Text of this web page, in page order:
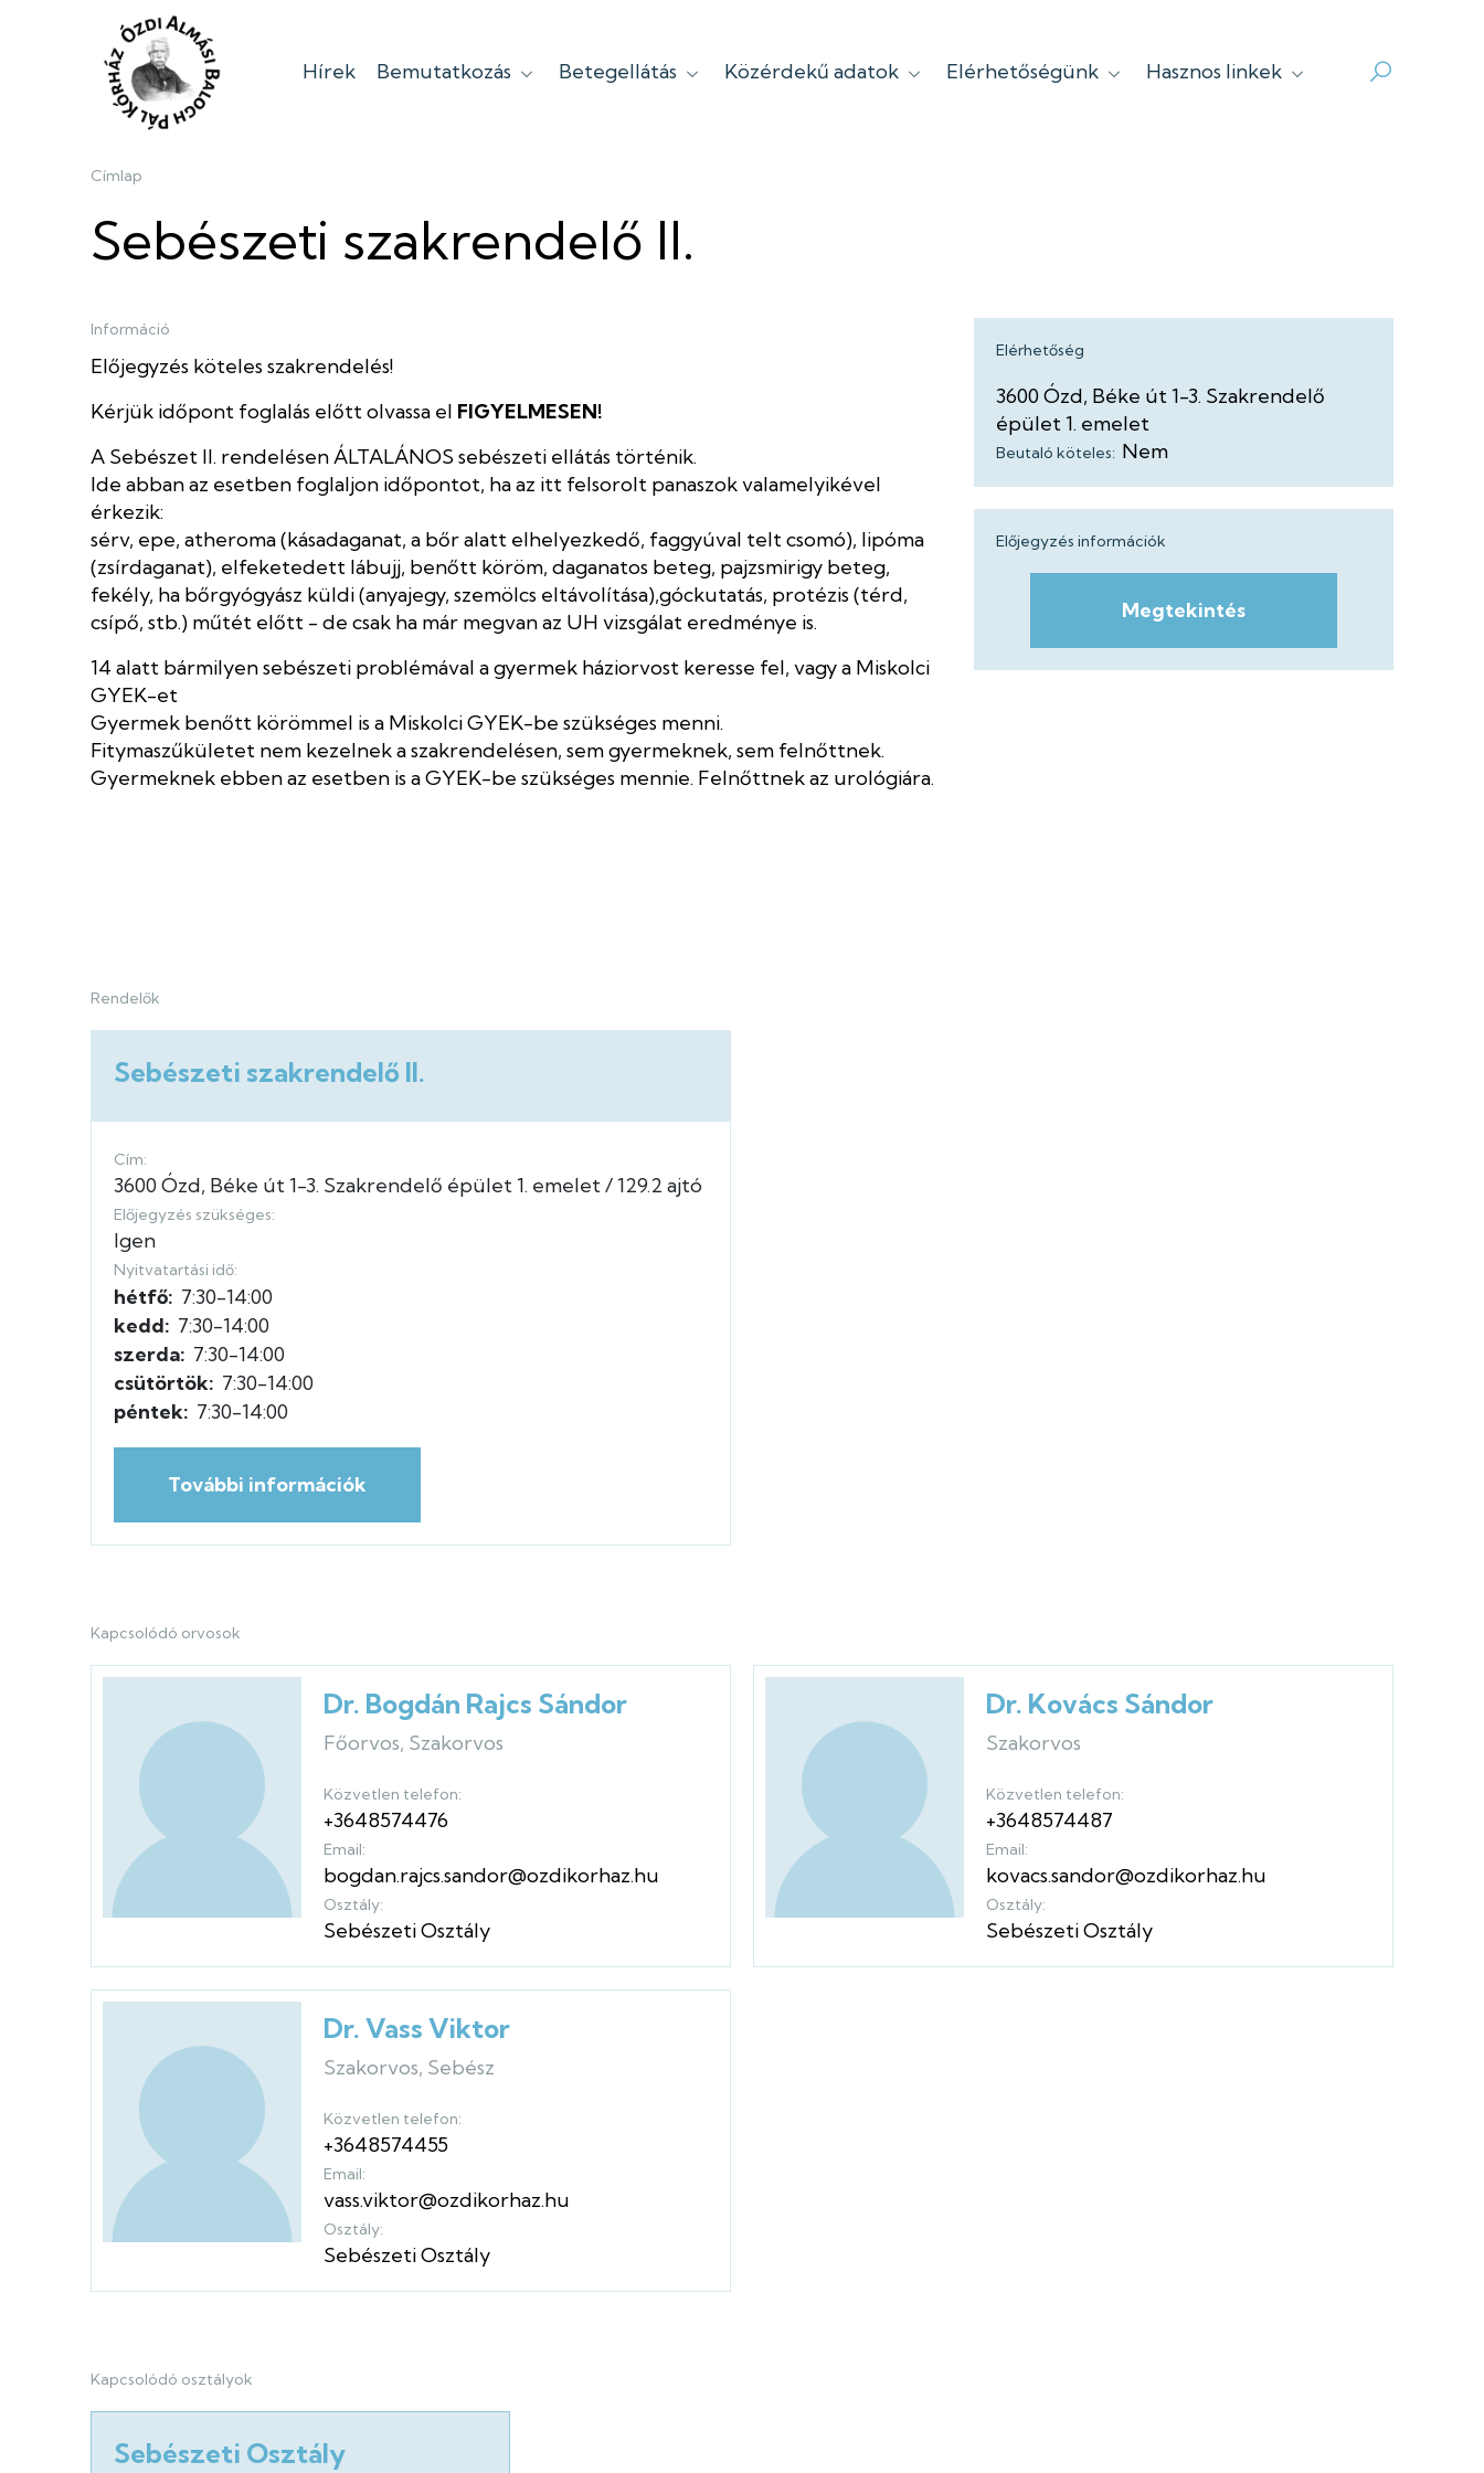
Ózdi
Balogh
Kórház
Hírek Bemutatkozás Betegellátás Közérdekű adatok Elérhetőségünk Hasznos linkek
Morzsa
Címlap
Sebészeti szakrendelő II.
Információ
Előjegyzés köteles szakrendelés!
Kérjük időpont foglalás előtt olvassa el FIGYELMESEN!
A Sebészet II. rendelésen ÁLTALÁNOS sebészeti ellátás történik.
Ide abban az esetben foglaljon időpontot, ha az itt felsorolt panaszok valamelyikével
érkezik:
sérv, epe, atheroma (kásadaganat, a bőr alatt elhelyezkedő, faggyúval telt csomó), lipóma
(zsírdaganat), elfeketedett lábujj, benőtt köröm, daganatos beteg, pajzsmirigy beteg,
fekély, ha bőrgyógyász küldi (anyajegy, szemölcs eltávolítása),góckutatás, protézis (térd,
csípő, stb.) műtét előtt - de csak ha már megvan az UH vizsgálat eredménye is.
14 alatt bármilyen sebészeti problémával a gyermek háziorvost keresse fel, vagy a Miskolci
GYEK-et
Gyermek benőtt körömmel is a Miskolci GYEK-be szükséges menni.
Fitymaszűkületet nem kezelnek a szakrendelésen, sem gyermeknek, sem felnőttnek.
Gyermeknek ebben az esetben is a GYEK-be szükséges mennie. Felnőttnek az urológiára.
Elérhetőség
3600Ózd Béke út1-3. Szakrendelő
épület1. emelet
Beutaló köteles: Nem
Előjegyzés információk
Megtekintés
Rendelők
Sebészeti szakrendelő II.
Cím:
3600Ózd Béke út 1-3. Szakrendelő épület 1. emelet 129.2 ajtó
Előjegyzés szükséges:
Igen
Nyitvatartási idő:
hétfő: 7:30-14:00
kedd: 7:30-14:00
szerda: 7:30-14:00
csütörtök: 7:30-14:00
péntek: 7:30-14:00
További információk
Kapcsolódó orvosok
Dr. Bogdán Rajcs Sándor
Főorvos, Szakorvos
Közvetlen telefon:
+3648574476
Email:
bogdan.rajcs.sandor@ozdikorhaz.hu
Osztály:
Sebészeti Osztály
Dr. Kovács Sándor
Szakorvos
Közvetlen telefon:
+3648574487
Email:
kovacs.sandor@ozdikorhaz.hu
Osztály:
Sebészeti Osztály
Dr. Vass Viktor
Szakorvos, Sebész
Közvetlen telefon:
+3648574455
Email:
vass.viktor@ozdikorhaz.hu
Osztály:
Sebészeti Osztály
Kapcsolódó osztályok
Sebészeti Osztály